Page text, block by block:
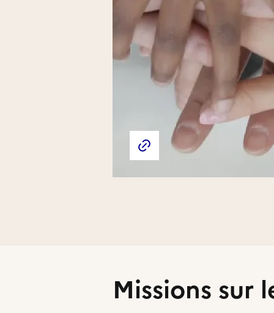
Liens externes de l'association
Site web de l'association
Missions sur